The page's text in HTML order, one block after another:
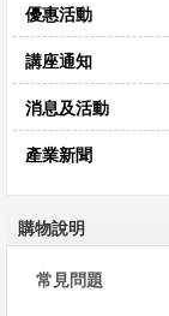
優惠活動
講座通知
消息及活動
產業新聞
購物說明
常見問題